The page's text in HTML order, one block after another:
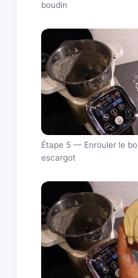
boudin
Étape 5 — Enrouler le
escargot